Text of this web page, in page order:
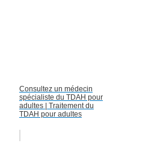
Consultez un médecin
spécialiste du TDAH pour
adultes | Traitement du
TDAH pour adultes